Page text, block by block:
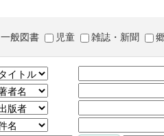
一般図書 児童 雑誌・新聞